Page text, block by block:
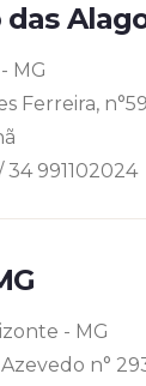
MG
Ferreira,
34 991102024
- MG
n°